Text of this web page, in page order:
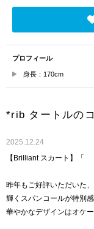
プロフィール
身長：170cm
*rib タートルの
2025.12.24
【Brilliant スカート】「
昨年もご好評いただいた
輝くスパンコールが特別
華やかなデザインはオケ